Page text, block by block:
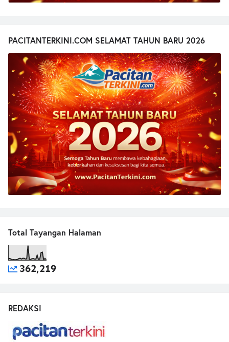
PACITANTERKINI.COM SELAMAT TAHUN BARU 2026
Total Tayangan Halaman
362,219
REDAKSI